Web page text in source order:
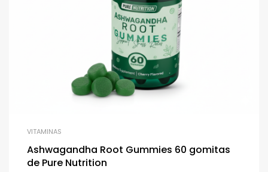
VITAMINAS
Ashwagandha Root Gummies 60 gomitas
de Pure Nutrition